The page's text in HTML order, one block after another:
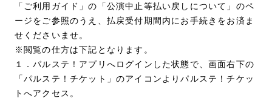
「ご利用ガイド」の「公演中止等払い戻しについて」のペ
ージをご参照のうえ、払戻受付期間内にお手続きをお済ま
せくださいませ。
※閲覧の仕方は下記となります。
１．パルステ！アプリへログインした状態で、画面右下の
「パルステ！チケット」のアイコンよりパルステ！チケッ
トへアクセス。